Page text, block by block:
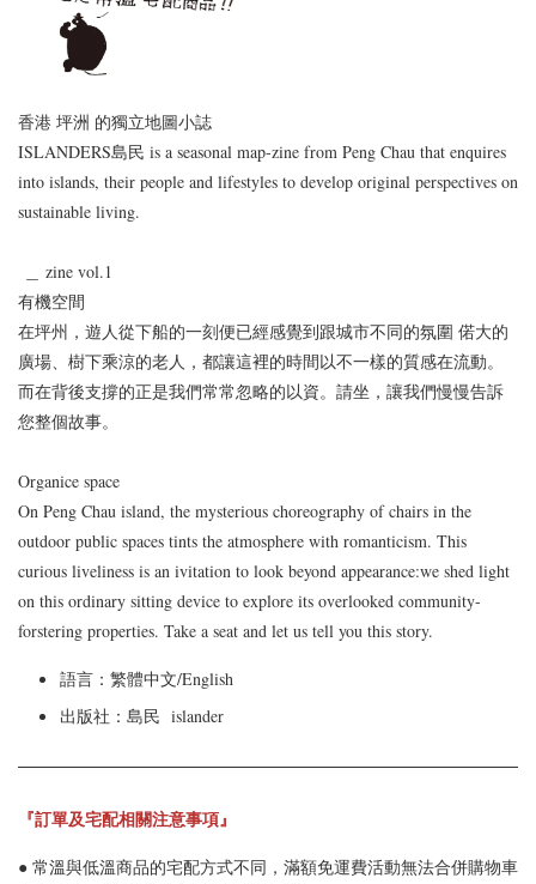
香港 坪洲 的獨立地圖小誌
ISLANDERS島民 is a seasonal map-zine from Peng Chau that enquires
into islands, their people and lifestyles to develop original perspectives on
sustainable living.
＿ zine vol.1
有機空間
在坪州，遊人從下船的一刻便已經感覺到跟城市不同的氛圍 偌大的
廣場、樹下乘涼的老人，都讓這裡的時間以不一樣的質感在流動。
而在背後支撐的正是我們常常忽略的以資。請坐，讓我們慢慢告訴
您整個故事。
Organice space
On Peng Chau island, the mysterious choreography of chairs in the
outdoor public spaces tints the atmosphere with romanticism. This
curious liveliness is an ivitation to look beyond appearance:we shed light
on this ordinary sitting device to explore its overlooked community-
forstering properties. Take a seat and let us tell you this story.
語言： 繁體中文/English
出版社： 島民 islander
『訂單及宅配相關注意事項』
● 常溫與低溫商品的宅配方式不同，滿額免運費活動無法合併購物車